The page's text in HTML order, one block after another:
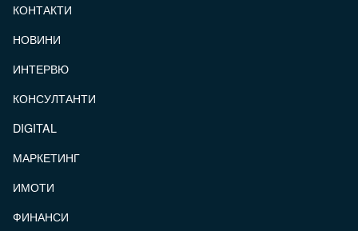
КОНТАКТИ
НОВИНИ
ИНТЕРВЮ
КОНСУЛТАНТИ
DIGITAL
МАРКЕТИНГ
ИМОТИ
ФИНАНСИ